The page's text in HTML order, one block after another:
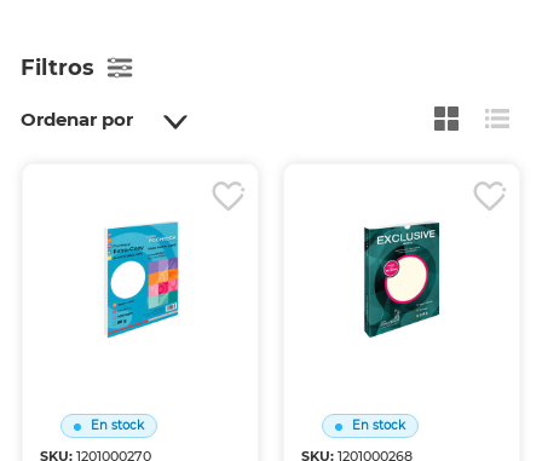
Filtros
Ordenar por
En stock
SKU:1201000270
En stock
SKU: 1201000268